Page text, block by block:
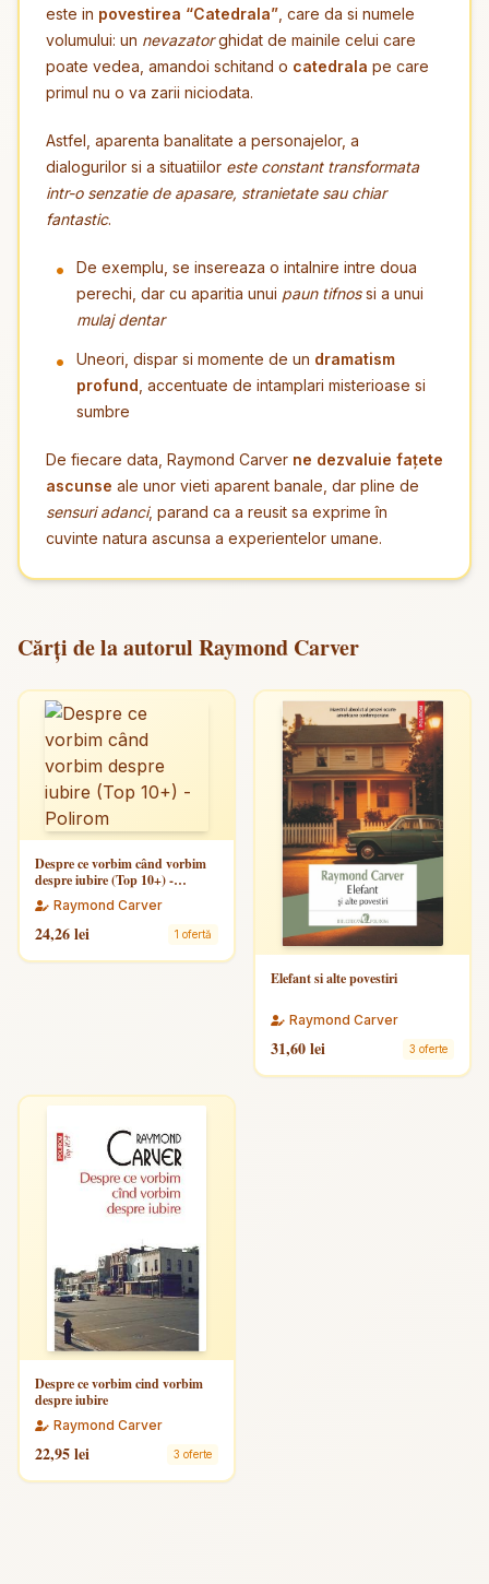
este in povestirea “Catedrala” , care da si numele
volumului: un nevazatorghidat de mainile celui care
poate vedea, amandoi schitand o catedrala pe care
primul nu o va zarii niciodata.
Astfel, aparenta banalitate a personajelor, a
dialogurilor si a situatiilor este constant transformata
intr-o senzatie de apasare, stranietate sau chiar
fantastic.
De exemplu, se insereaza o intalnire intre doua
perechi, dar cu aparitia unui paun tifnossi a unui
mulaj dentar
Uneori, dispar si momente de un dramatism
profund , accentuate de intamplari misterioase si
sumbre
De fiecare data, Raymond Carver ne dezvaluie fațete
ascunse ale unor vieti aparent banale, dar pline de
sensuri adanci, parand ca a reusit sa exprime în
cuvinte natura ascunsa a experientelor umane.
Cărți de la autorul Raymond Carver
Despre ce vorbim când vorbim
despre iubire (Top 10+) -
PoliromRaymond Carver
24,26 lei 1 ofertă
Elefant si alte povestiri
Raymond Carver
31,60 lei 3 oferte
Despre ce vorbim cind vorbim
despre iubire
Raymond Carver
22,95 lei 3 oferte